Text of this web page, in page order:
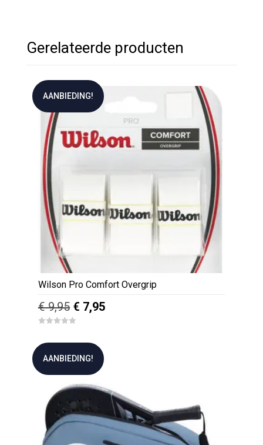
Gerelateerde producten
AANBIEDING!
Wilson Pro Comfort Overgrip
€9,95 Oorspronkelijke
prijs
€ 9,95.
€ 7,95Huidige
u
5
AANBIEDING!